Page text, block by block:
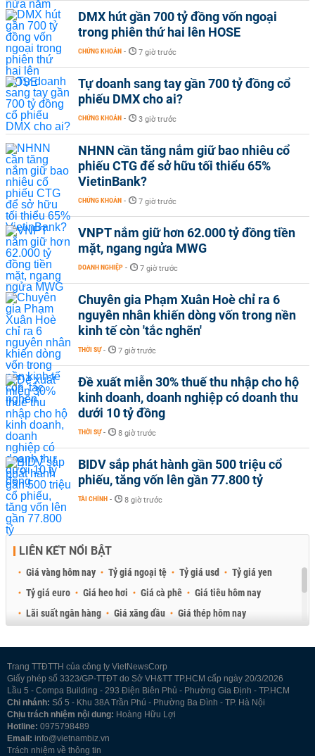
DMX hút gần 700 tỷ đồng vốn ngoại
trong phiên thứ hai lên HOSE
CHỨNG KHOÁN - 7 giờ trước
Tự doanh sang tay gần 700 tỷ đồng cổ
phiếu DMX cho ai?
CHỨNG KHOÁN - 3 giờ trước
NHNN cần tăng nắm giữ bao nhiêu cổ
phiếu CTG để sở hữu tối thiểu 65%
VietinBank?
CHỨNG KHOÁN - 7 giờ trước
VNPT nắm giữ hơn 62.000 tỷ đồng tiền
mặt, ngang ngửa MWG
DOANH NGHIỆP - 7 giờ trước
Chuyên gia Phạm Xuân Hoè chỉ ra 6
nguyên nhân khiến dòng vốn trong nền
kinh tế còn 'tắc nghẽn'
THỜI SỰ - 7 giờ trước
Đề xuất miễn 30% thuế thu nhập cho hộ
kinh doanh, doanh nghiệp có doanh thu
dưới 10 tỷ đồng
THỜI SỰ - 8 giờ trước
BIDV sắp phát hành gần 500 triệu cổ
phiếu, tăng vốn lên gần 77.800 tỷ
TÀI CHÍNH - 8 giờ trước
LIÊN KẾT NỔI BẬT
Giá vàng hôm nay Tỷ giá ngoại tệ Tỷ giá usd
Tỷ giá yen
Tỷ giá euro
Giá heo hơi Giá cà phê
Giá tiêu hôm nay
Lãi suất ngân hàng
Giá xăng dầu
Giá thép hôm nay
Trang TTĐTTH của công ty VietNewsCorp
Giấy phép số 3323/GP-TTĐT do Sở VH&TT TP.HCM cấp ngày 20/3/2026
Lầu 5 - Compa Building - 293 Điện Biên Phủ - Phường Gia Định - TP.HCM
Chi nhánh: Số 5 - Khu 38A Trần Phú - Phường Ba Đình - TP. Hà Nội
Chịu trách nhiệm nội dung: Hoàng Hữu Lợi
Hotline: 0975798489
Email: info@vietnambiz.vn
Trách nhiệm về thông tin